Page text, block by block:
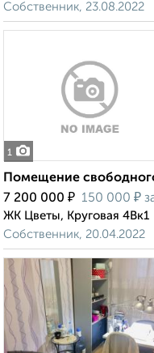
Собственник, 23.08.2022
1
Помещение
7 200 000 ₽ 150 000 ₽
ЖК Цветы, Круговая 4Вк1
Собственник, 20.04.2022